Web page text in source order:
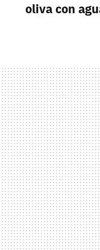
oliva con